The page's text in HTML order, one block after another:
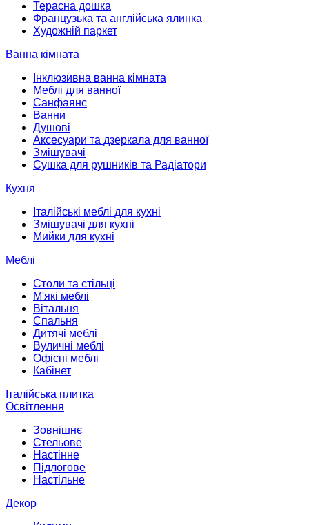
Терасна дошка
Французька та англійська ялинка
Художній паркет
Ванна кімната
Інклюзивна ванна кімната
Меблі для ванної
Санфаянс
Ванни
Душові
Аксесуари та дзеркала для ванної
Змішувачі
Сушка для рушників та Радіатори
Кухня
Італійські меблі для кухні
Змішувачі для кухні
Мийки для кухні
Меблі
Столи та стільці
М'які меблі
Вітальня
Спальня
Дитячі меблі
Вуличні меблі
Офісні меблі
Кабінет
Італійська плитка
Освітлення
Зовнішнє
Стельове
Настінне
Підлогове
Настільне
Декор